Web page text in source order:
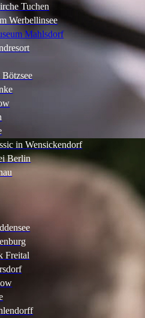
Tuchen
Werbellinsee
Mahlsdorf
Bötzsee
in Wensickendorf
Berlin
Freital